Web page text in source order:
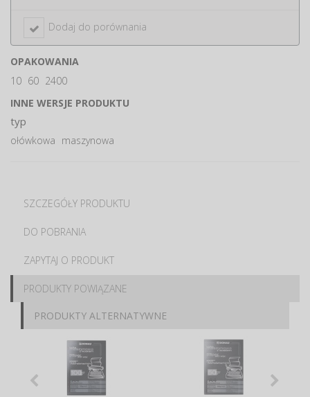
Dodaj do porównania
OPAKOWANIA
10 60 2400
INNE WERSJE PRODUKTU
typ
ołówkowa maszynowa
SZCZEGÓŁY PRODUKTU
DO POBRANIA
ZAPYTAJ O PRODUKT
PRODUKTY POWIĄZANE
PRODUKTY ALTERNATYWNE